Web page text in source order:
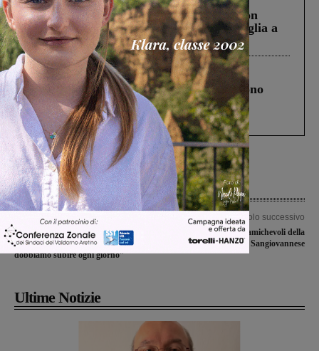
Scomparso da una struttura di Castiglion
Fiorentino l’uomo che aveva ucciso la figlia a
Levane nel 2020
Cronaca 4 Agosto 2026
Un anno fa la strage in A1 in cui morirono
Gianni, Giulia e Franco. Lo schianto, il
processo, lo stop ai sorpassi fra tir....
Articolo precedente
Caos treni, i pendolari raccontano le
loro esperienze: “Ecco quello che
dobbiamo subire ogni giorno”
Articolo successivo
Il calendario delle amichevoli della
Sangiovannese
Ultime Notizie